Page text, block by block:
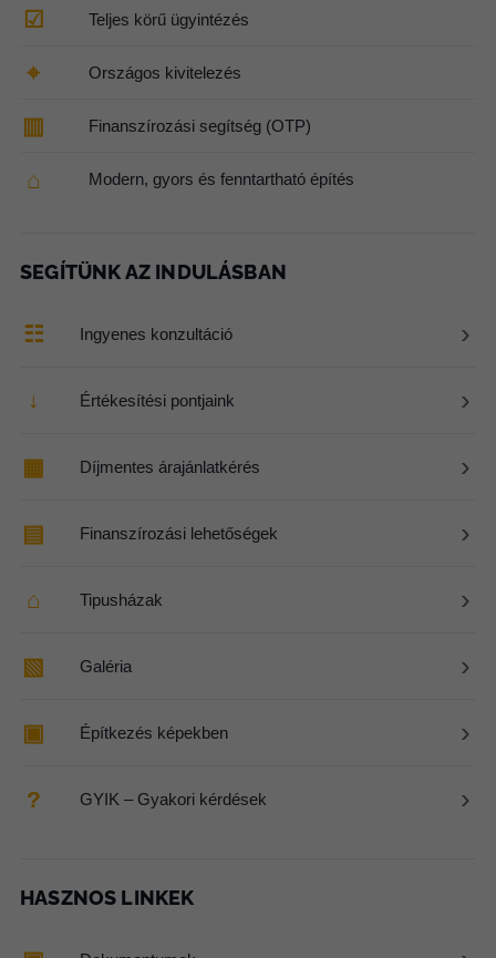
☑ Teljes körű ügyintézés
⌖ Országos kivitelezés
▥ Finanszírozási segítség (OTP)
⌂ Modern, gyors és fenntartható építés
SEGÍTÜNK AZ INDULÁSBAN
☷ Ingyenes konzultáció ›
↓ Értékesítési pontjaink ›
▦ Díjmentes árajánlatkérés ›
▤ Finanszírozási lehetőségek ›
⌂ Tipusházak ›
▧ Galéria ›
▣ Építkezés képekben ›
? GYIK – Gyakori kérdések ›
HASZNOS LINKEK